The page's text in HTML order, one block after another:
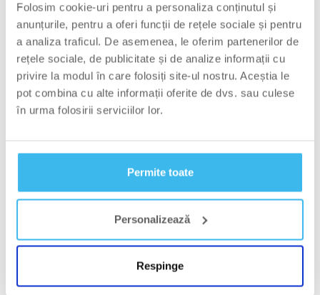
Folosim cookie-uri pentru a personaliza conținutul și
anunțurile, pentru a oferi funcții de rețele sociale și pentru
a analiza traficul. De asemenea, le oferim partenerilor de
rețele sociale, de publicitate și de analize informații cu
privire la modul în care folosiți site-ul nostru. Aceștia le
pot combina cu alte informații oferite de dvs. sau culese
în urma folosirii serviciilor lor.
Permite toate
Personalizează
Respinge
4.9
Evaluat
cu
4.9
stele
Pe baza a 459 recenzii
5 Evaluat cu din 5 stele 432
cu
4 Evaluat cu din 5 stele
cu
cuEvaluat cu din 5 stele
cu
Evaluat cu din 5 stele
cu